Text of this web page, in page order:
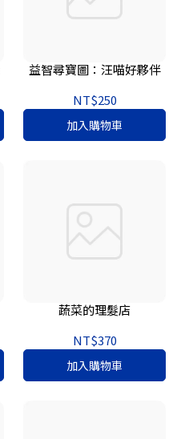
益智尋寶圖：汪喵好夥伴
NT$250
加入購物車
蔬菜的理髮店
NT$370
加入購物車